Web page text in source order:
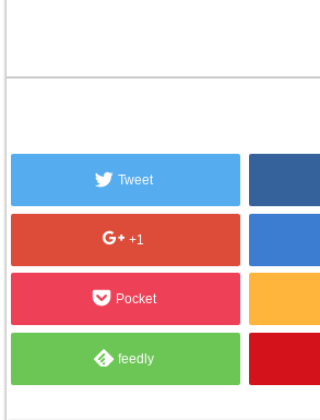
Tweet
+1
Pocket
feedly